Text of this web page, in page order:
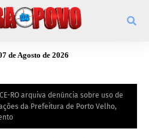
de Agosto de 2026
RO arquiva denúncia sobre uso de
da Prefeitura de Porto Velho,